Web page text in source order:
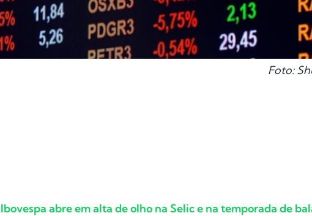
Foto:
Ibovespa abre em alta de olho na Selic e na temporada de